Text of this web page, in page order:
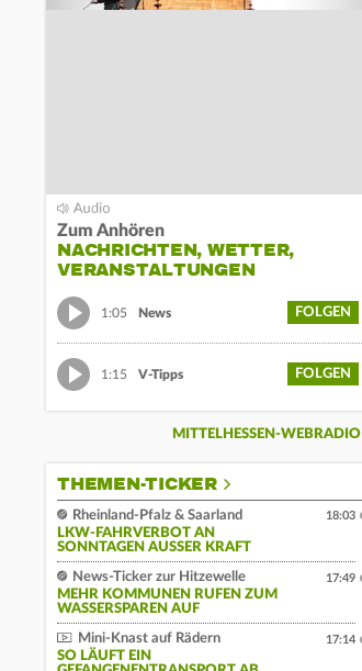
Zum Anhören
NACHRICHTEN, WETTER,
VERANSTALTUNGEN
1:05 News FOLGEN
1:15 V-Tipps FOLGEN
MITTELHESSEN-WEBRADIO
THEMEN-TICKER
Rheinland-Pfalz & Saarland
LKW-FAHRVERBOT AN
SONNTAGEN AUSSER KRAFT
18:03
News-Ticker zur Hitzewelle
MEHR KOMMUNEN RUFEN ZUM
WASSERSPAREN AUF
17:49
Mini-Knast auf Rädern
SO LÄUFT EIN
17:14